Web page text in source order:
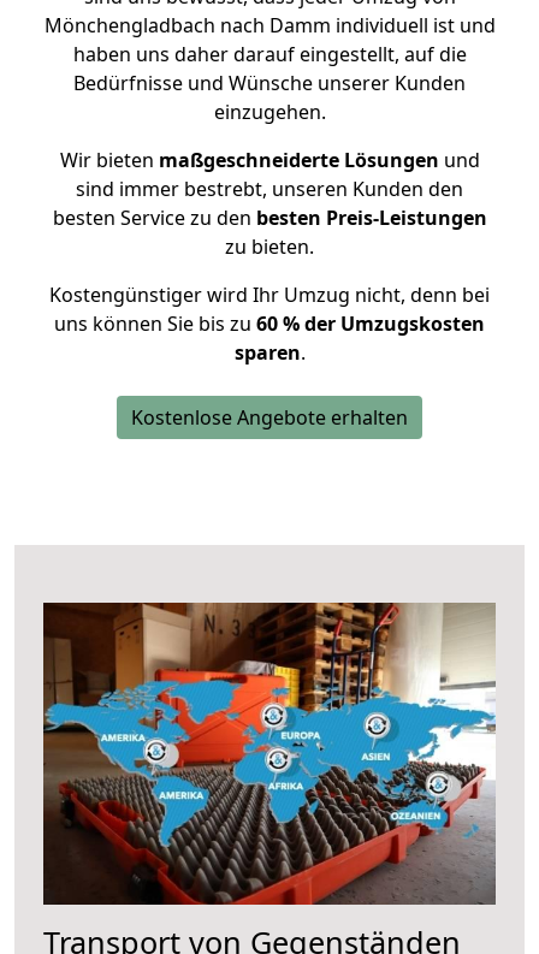
Mönchengladbach nach Damm individuell ist und
haben uns daher darauf eingestellt, auf die
Bedürfnisse und Wünsche unserer Kunden
einzugehen.
Wir bieten maßgeschneiderte Lösungen und
sind immer bestrebt, unseren Kunden den
besten Service zu den besten Preis-Leistungen
zu bieten.
Kostengünstiger wird Ihr Umzug nicht, denn bei
uns können Sie bis zu 60 % der Umzugskosten
sparen.
Kostenlose Angebote erhalten
Transport von Gegenständen